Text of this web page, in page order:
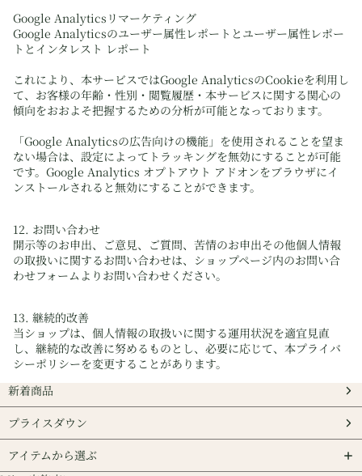
Google Analyticsリマーケティング
Google Analyticsのユーザー属性レポートとユーザー属性レポー
トとインタレスト レポート
これにより、本サービスではGoogle AnalyticsのCookieを利用し
て、お客様の年齢・性別・閲覧履歴・本サービスに関する関心の
傾向をおおよそ把握するための分析が可能となっております。
「Google Analyticsの広告向けの機能」を使用されることを望ま
ない場合は、設定によってトラッキングを無効にすることが可能
です。Google Analytics オプトアウト アドオンをブラウザにイ
ンストールされると無効にすることができます。
12. お問い合わせ
開示等のお申出、ご意見、ご質問、苦情のお申出その他個人情報
の取扱いに関するお問い合わせは、ショップページ内のお問い合
わせフォームよりお問い合わせください。
13. 継続的改善
当ショップは、個人情報の取扱いに関する運用状況を適宜見直
し、継続的な改善に努めるものとし、必要に応じて、本プライバ
シーポリシーを変更することがあります。
新着商品
プライスダウン
アイテムから選ぶ